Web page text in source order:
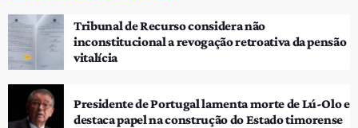
Tribunal de Recurso considera não
inconstitucional a revogação retroativa da pensão
vitalícia
Presidente de Portugal lamenta morte de Lú-Olo e
destaca papel na construção do Estado timorense